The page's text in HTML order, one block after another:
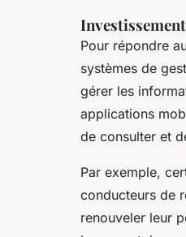
Pour répondre
systèmes de
gérer les
applications
de consulter et
Par exemple,
conducteurs de
renouveler leur